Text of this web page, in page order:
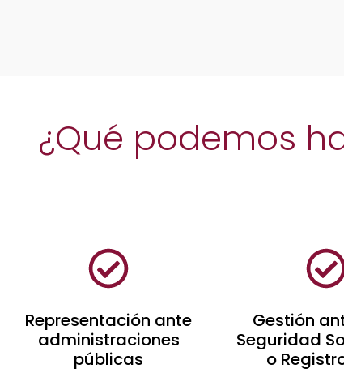
¿Qué podemos
Representación ante
administraciones
públicas
Gestión
Seguridad
o